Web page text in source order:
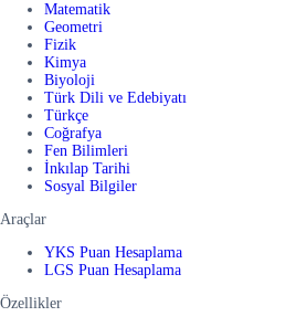
Matematik
Geometri
Fizik
Kimya
Biyoloji
Türk Dili ve Edebiyatı
Türkçe
Coğrafya
Fen Bilimleri
İnkılap Tarihi
Sosyal Bilgiler
Araçlar
YKS Puan Hesaplama
LGS Puan Hesaplama
Özellikler